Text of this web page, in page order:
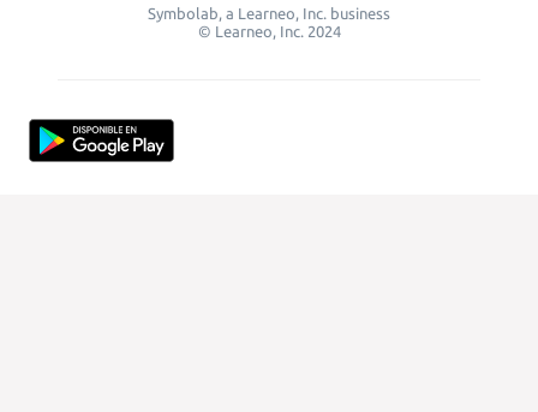
Symbolab, a Learneo, Inc. business
© Learneo, Inc. 2024